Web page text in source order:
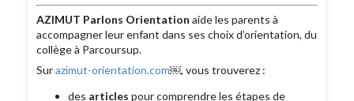
AZIMUT Parlons Orientation aide les parents à
accompagner leur enfant dans ses choix d’orientation, du
collège à Parcoursup.
Surazimut-orientation.com￼, vous trouverez :
des articles pour comprendre les étapes de